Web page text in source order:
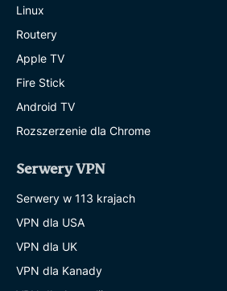
Linux
Routery
Apple TV
Fire Stick
Android TV
Rozszerzenie dla Chrome
Serwery VPN
Serwery w 113 krajach
VPN dla USA
VPN dla UK
VPN dla Kanady